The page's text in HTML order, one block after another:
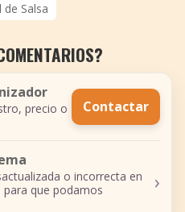
de Salsa
precio o
Contactar
o incorrecta en
para que podamos
›